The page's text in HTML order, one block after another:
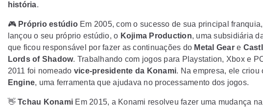
história.
🎮 Próprio estúdio Em 2005, com o sucesso de sua principal
lançou o seu próprio estúdio, o Kojima Production, uma subsidiária
que ficou responsável por fazer as continuações do Metal Gear e
Lords of Shadow. Trabalhando com jogos para Playstation, Xbox e
2011 foi nomeado vice-presidente da Konami. Na empresa, ele criou
Engine, uma ferramenta que ajudava no processamento dos jogos.
👋Tchau Konami Em 2015, a Konami resolveu fazer uma mudança